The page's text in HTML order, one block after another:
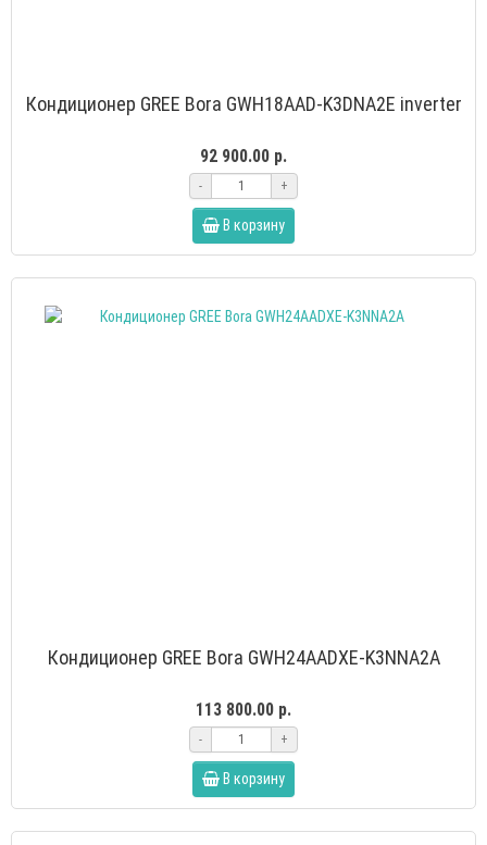
Кондиционер GREE Bora GWH18AAD-K3DNA2E inverter
92 900.00 р.
- +
В корзину
Кондиционер GREE Bora GWH24AADXE-K3NNA2A
113 800.00 р.
- +
В корзину